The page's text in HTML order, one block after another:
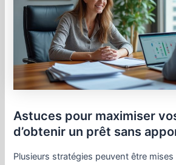
Astuces pour maximiser
d’obtenir un prêt sans
Plusieurs stratégies peuvent être